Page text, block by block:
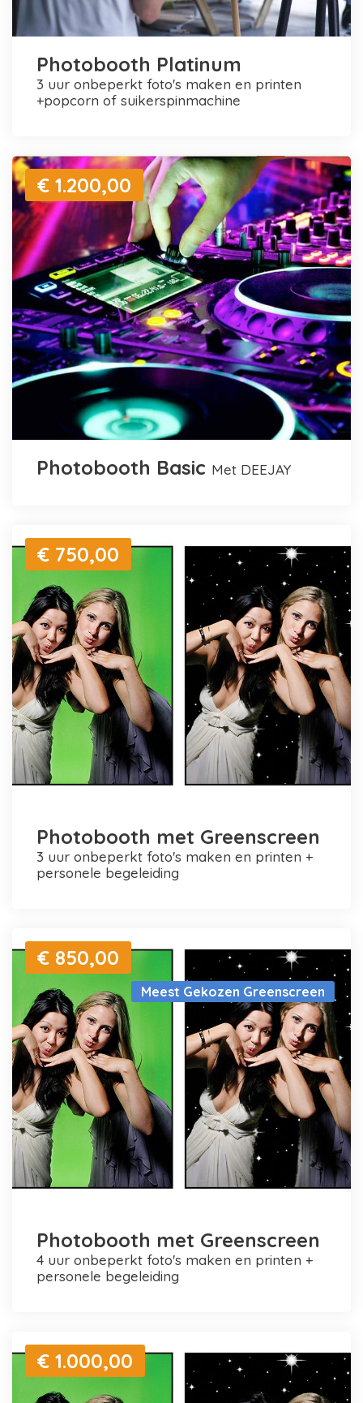
Photobooth Platinum
3 uur onbeperkt foto's maken en printen
+popcorn of suikerspinmachine
€ 1.200,00
Photobooth Basic met DEEJAY
€ 750,00
Photobooth met Greenscreen
3 uur onbeperkt foto's maken en printen +
personele begeleiding
Meest Gekozen Greenscreen
€ 850,00
Photobooth met Greenscreen
4 uur onbeperkt foto's maken en printen +
personele begeleiding
€ 1.000,00